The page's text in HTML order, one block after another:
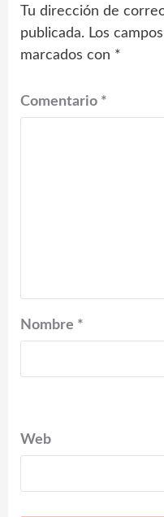
Tu dirección de
publicada. Los
marcados con *
Comentario *
Nombre *
Web